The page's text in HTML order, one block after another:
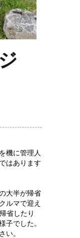
機に管理人
はあります
大半が帰省
ルマで迎え
省したり
子でした。
い。